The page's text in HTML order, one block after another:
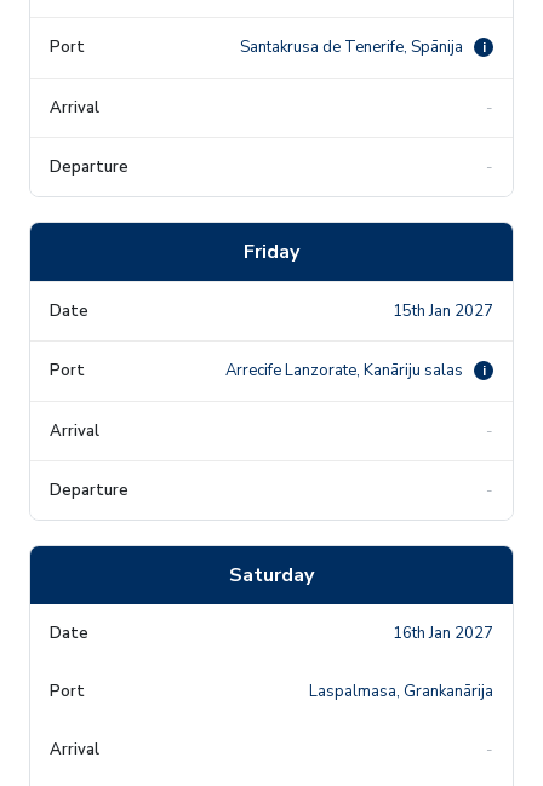
Santakrusa de Tenerife, Spānija i
-
-
Friday
15th Jan 2027
Arrecife Lanzorate, Kanāriju salas i
-
-
Saturday
16th Jan 2027
Laspalmasa, Grankanārija
-